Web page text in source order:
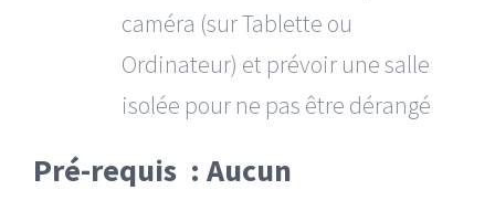
caméra (sur Tablette ou
Ordinateur) et prévoir une salle
isolée pour ne pas être dérangé
Pré-requis : Aucun